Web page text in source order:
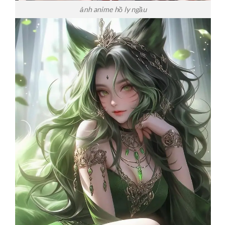
ảnh anime hồ ly ngầu